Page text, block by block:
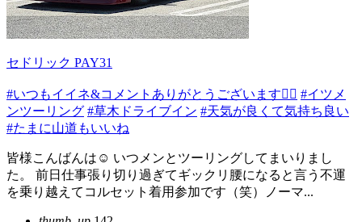
セドリック PAY31
#いつもイイネ&コメントありがとうございます🙇‍♂️ #イツメ
ンツーリング #草木ドライブイン #天気が良くて気持ち良い
#たまに山道もいいね
皆様こんばんは☺️ いつメンとツーリングしてまいりまし
た。 前日仕事張り切り過ぎてギックリ腰になると言う不運
を乗り越えてコルセット着用参加です（笑）ノーマ...